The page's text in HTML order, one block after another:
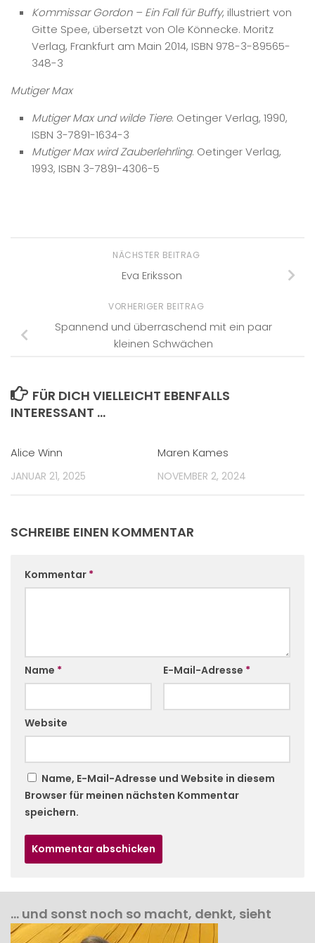
Kommissar Gordon – Ein Fall für Buffy, illustriert von
Gitte Spee, übersetzt von Ole Könnecke. Moritz
Verlag, Frankfurt am Main 2014, ISBN 978-3-89565-
348-3
Mutiger Max
Mutiger Max und wilde Tiere. Oetinger Verlag, 1990,
ISBN 3-7891-1634-3
Mutiger Max wird Zauberlehrling. Oetinger Verlag,
1993, ISBN 3-7891-4306-5
NÄCHSTER BEITRAG
Eva Eriksson
VORHERIGER BEITRAG
Spannend und überraschend mit ein paar
kleinen Schwächen
FÜR DICH VIELLEICHT EBENFALLS
INTERESSANT …
Alice Winn
JANUAR 21, 2025
Maren Kames
NOVEMBER 2, 2024
SCHREIBE EINEN KOMMENTAR
Kommentar *
Name * E-Mail-Adresse *
Website
Name, E-Mail-Adresse und Website in diesem
Browser für meinen nächsten Kommentar
speichern.
… und sonst noch so macht, denkt, sieht